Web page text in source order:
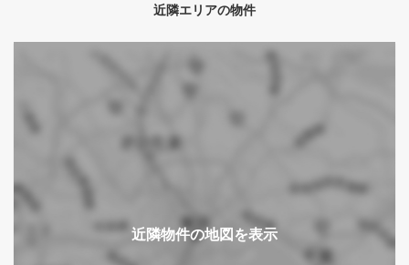
近隣エリアの物件